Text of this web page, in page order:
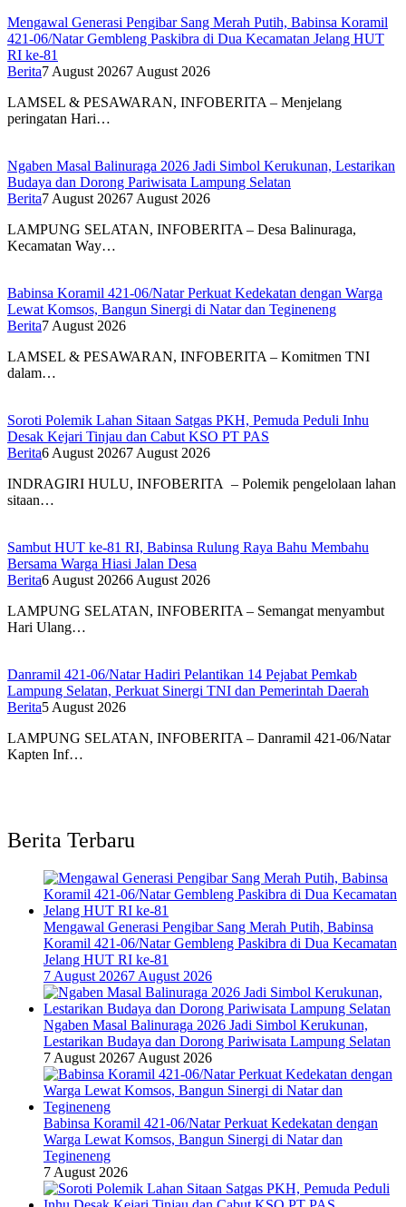
Mengawal Generasi Pengibar Sang Merah Putih, Babinsa Koramil
421-06/Natar Gembleng Paskibra di Dua Kecamatan Jelang HUT
RI ke-81
Berita7 August 20267 August 2026
LAMSEL & PESAWARAN, INFOBERITA – Menjelang
peringatan Hari…
Ngaben Masal Balinuraga 2026 Jadi Simbol Kerukunan, Lestarikan
Budaya dan Dorong Pariwisata Lampung Selatan
Berita7 August 20267 August 2026
LAMPUNG SELATAN, INFOBERITA – Desa Balinuraga,
Kecamatan Way…
Babinsa Koramil 421-06/Natar Perkuat Kedekatan dengan Warga
Lewat Komsos, Bangun Sinergi di Natar dan Tegineneng
Berita7 August 2026
LAMSEL & PESAWARAN, INFOBERITA – Komitmen TNI
dalam…
Soroti Polemik Lahan Sitaan Satgas PKH, Pemuda Peduli Inhu
Desak Kejari Tinjau dan Cabut KSO PT PAS
Berita6 August 20267 August 2026
INDRAGIRI HULU, INFOBERITA – Polemik pengelolaan lahan
sitaan…
Sambut HUT ke-81 RI, Babinsa Rulung Raya Bahu Membahu
Bersama Warga Hiasi Jalan Desa
Berita6 August 20266 August 2026
LAMPUNG SELATAN, INFOBERITA – Semangat menyambut
Hari Ulang…
Danramil 421-06/Natar Hadiri Pelantikan 14 Pejabat Pemkab
Lampung Selatan, Perkuat Sinergi TNI dan Pemerintah Daerah
Berita5 August 2026
LAMPUNG SELATAN, INFOBERITA – Danramil 421-06/Natar
Kapten Inf…
Berita Terbaru
Mengawal Generasi Pengibar Sang Merah Putih, Babinsa
Koramil 421-06/Natar Gembleng Paskibra di Dua Kecamatan
Jelang HUT RI ke-81
7 August 20267 August 2026
Ngaben Masal Balinuraga 2026 Jadi Simbol Kerukunan,
Lestarikan Budaya dan Dorong Pariwisata Lampung Selatan
7 August 20267 August 2026
Babinsa Koramil 421-06/Natar Perkuat Kedekatan dengan
Warga Lewat Komsos, Bangun Sinergi di Natar dan
Tegineneng
7 August 2026